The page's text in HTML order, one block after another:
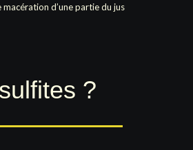
d’une partie du jus
?